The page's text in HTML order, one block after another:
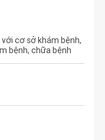
cơ sở khám bệnh,
bệnh, chữa bệnh